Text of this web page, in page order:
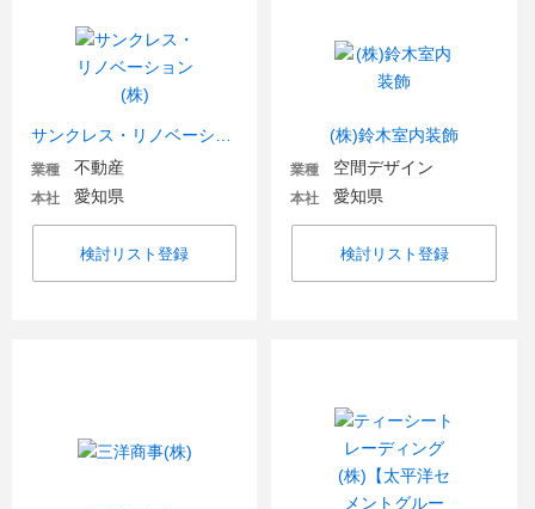
業種 不動産
本社 愛知県
検討リスト登録
(株)鈴木室内装飾
業種 空間デザイン
本社 愛知県
検討リスト登録